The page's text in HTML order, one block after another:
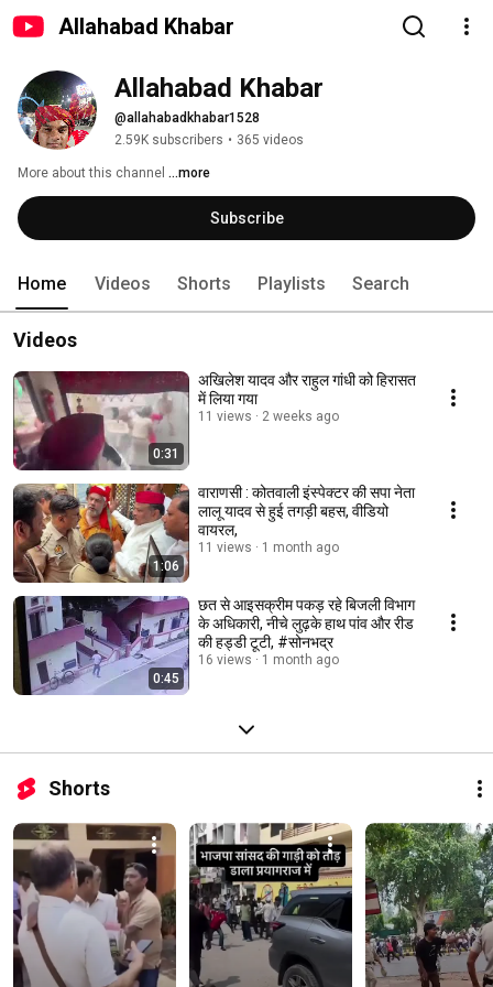
Allahabad Khabar
Allahabad Khabar
@allahabadkhabar1528
2.59K subscribers • 365 videos
More about this channel ...more
Subscribe
Home Videos Shorts Playlists Search
Videos
0:31
अखिलेश यादव और राहुल गांधी को हिरासत
में लिया गया
11 views 2 weeks ago
1:06
वाराणसी : कोतवाली इंस्पेक्टर की सपा नेता
लालू यादव से हुई तगड़ी बहस, वीडियो
वायरल,
11 views 1 month ago
0:45
छत से आइसक्रीम पकड़ रहे बिजली विभाग
के अधिकारी, नीचे लुढ़के हाथ पांव और रीड
की हड्डी टूटी, #सोनभद्र
16 views 1 month ago
Shorts